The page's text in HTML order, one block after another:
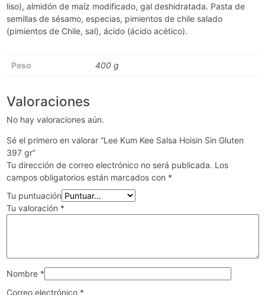
liso), almidón de maíz modificado, gal deshidratada. Pasta de
semillas de sésamo, especias, pimientos de chile salado
(pimientos de Chile, sal), ácido (ácido acético).
Peso 400 g
Valoraciones
No hay valoraciones aún.
Sé el primero en valorar “Lee Kum Kee Salsa Hoisin Sin Gluten
397 gr”
Tu dirección de correo electrónico no será publicada. Los
campos obligatorios están marcados con *
Tu puntuación
Tu valoración *
Nombre *
Correo electrónico *